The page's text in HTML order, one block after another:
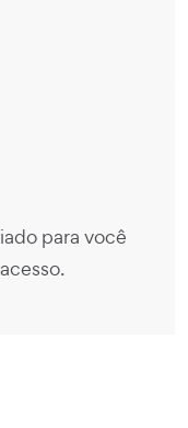
para você